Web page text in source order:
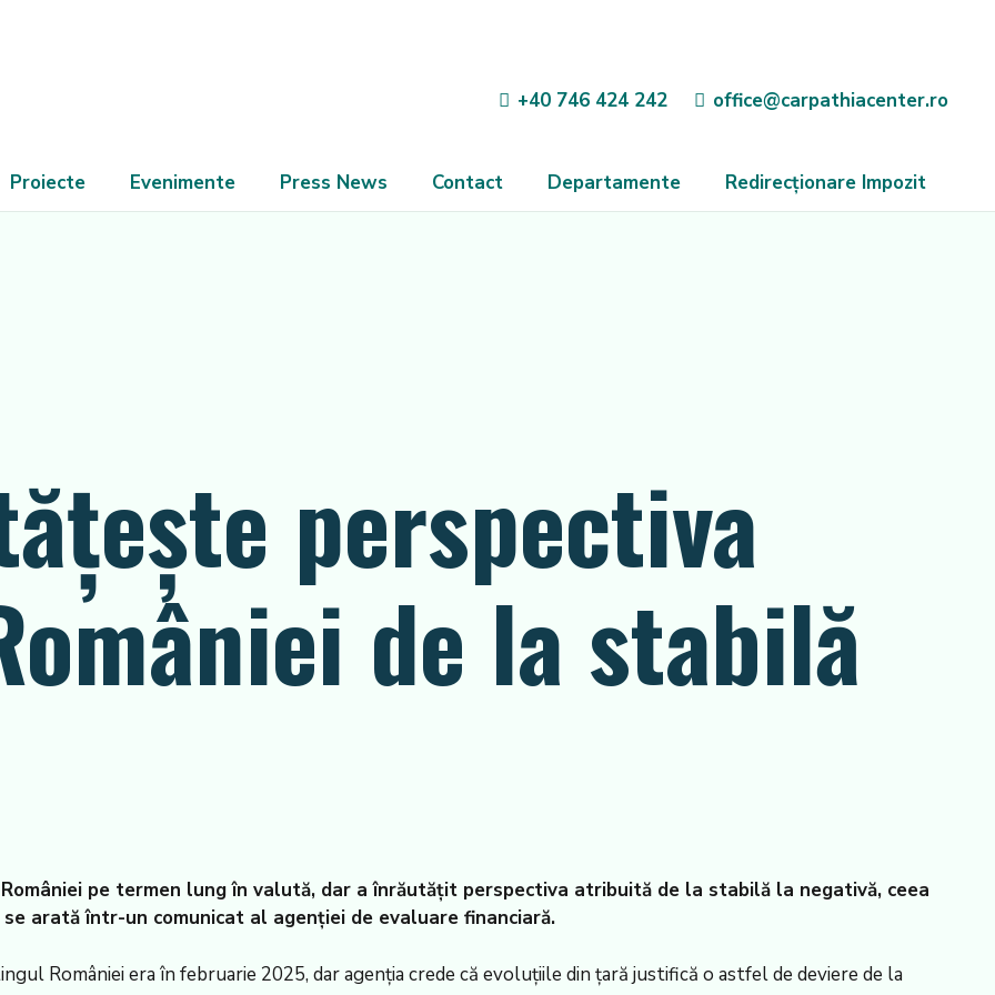
+40 746 424 242 office@carpathiacenter.ro
Proiecte Evenimente Press News Contact Departamente Redirecționare Impozit
perspectiva
de la stabilă
pe termen lung în valută, dar a înrăutăţit perspectiva atribuită de la stabilă la negativă, ceea
arată într-un comunicat al agenţiei de evaluare financiară.
României era în februarie 2025, dar agenţia crede că evoluţiile din ţară justifică o astfel de deviere de la